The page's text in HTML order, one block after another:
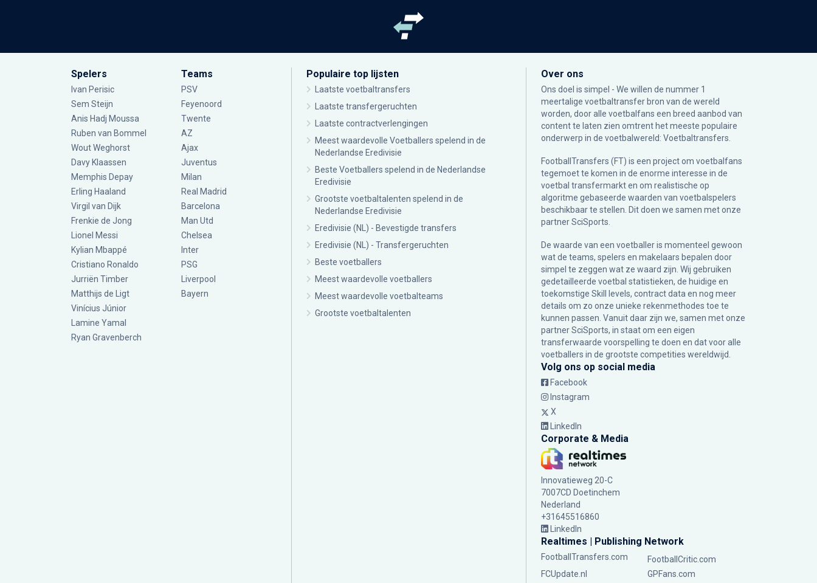
Spelers
Ivan Perisic
Sem Steijn
Anis Hadj Moussa
Ruben van Bommel
Wout Weghorst
Davy Klaassen
Memphis Depay
Erling Haaland
Virgil van Dijk
Frenkie de Jong
Lionel Messi
Kylian Mbappé
Cristiano Ronaldo
Jurriën Timber
Matthijs de Ligt
Vinícius Júnior
Lamine Yamal
Ryan Gravenberch
Teams
PSV
Feyenoord
Twente
AZ
Ajax
Juventus
Milan
Real Madrid
Barcelona
Man Utd
Chelsea
Inter
PSG
Liverpool
Bayern
Populaire top lijsten
Laatste voetbaltransfers
Laatste transfergeruchten
Laatste contractverlengingen
Meest waardevolle Voetballers spelend in de
Nederlandse Eredivisie
Beste Voetballers spelend in de Nederlandse
Eredivisie
Grootste voetbaltalenten spelend in de
Nederlandse Eredivisie
Eredivisie (NL) - Bevestigde transfers
Eredivisie (NL) - Transfergeruchten
Beste voetballers
Meest waardevolle voetballers
Meest waardevolle voetbalteams
Grootste voetbaltalenten
Over ons
Ons doel is simpel - We willen de nummer 1
meertalige voetbaltransfer bron van de wereld
worden, door alle voetbalfans een breed aanbod van
content te laten zien omtrent het meeste populaire
onderwerp in de voetbalwereld: Voetbaltransfers.
FootballTransfers (FT) is een project om voetbalfans
tegemoet te komen in de enorme interesse in de
voetbal transfermarkt en om realistische op
algoritme gebaseerde waarden van voetbalspelers
beschikbaar te stellen. Dit doen we samen met onze
partnerSciSports
De waarde van een voetballer is momenteel gewoon
wat de teams, spelers en makelaars bepalen door
simpel te zeggen wat ze waard zijn. Wij gebruiken
gedetailleerde voetbal statistieken, de huidige en
toekomstige Skill levels, contract data en nog meer
details om zo onze unieke rekenmethodes toe te
kunnen passen. Vanuit daar zijn we, samen met onze
partner SciSports, in staat om een eigen
transferwaarde voorspelling te doen en dat voor alle
voetballers in de grootste competities wereldwijd.
Volg ons op social media
Facebook
Instagram
X
LinkedIn
Corporate & Media
Innovatieweg 20-C
7007CD Doetinchem
Nederland
+31645516860
LinkedIn
Realtimes | Publishing Network
FootballTransfers.com
FootballCritic.com
FCUpdate.nl
GPFans.com